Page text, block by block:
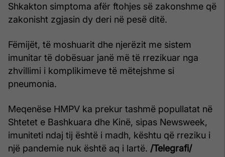
Shkakton simptoma afër ftohjes së zakonshme që
zakonisht zgjasin dy deri në pesë ditë.
Fëmijët, të moshuarit dhe njerëzit me sistem
imunitar të dobësuar janë më të rrezikuar nga
zhvillimi i komplikimeve të mëtejshme si
pneumonia.
Meqenëse HMPV ka prekur tashmë popullatat në
Shtetet e Bashkuara dhe Kinë, sipas Newsweek,
imuniteti ndaj tij është i madh, kështu që rreziku i
një pandemie nuk është aq i lartë. /Telegrafi/